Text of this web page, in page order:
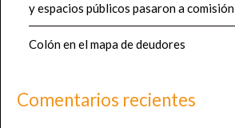
y espacios públicos pasaron a comisión
Colón en el mapa de deudores
Comentarios recientes